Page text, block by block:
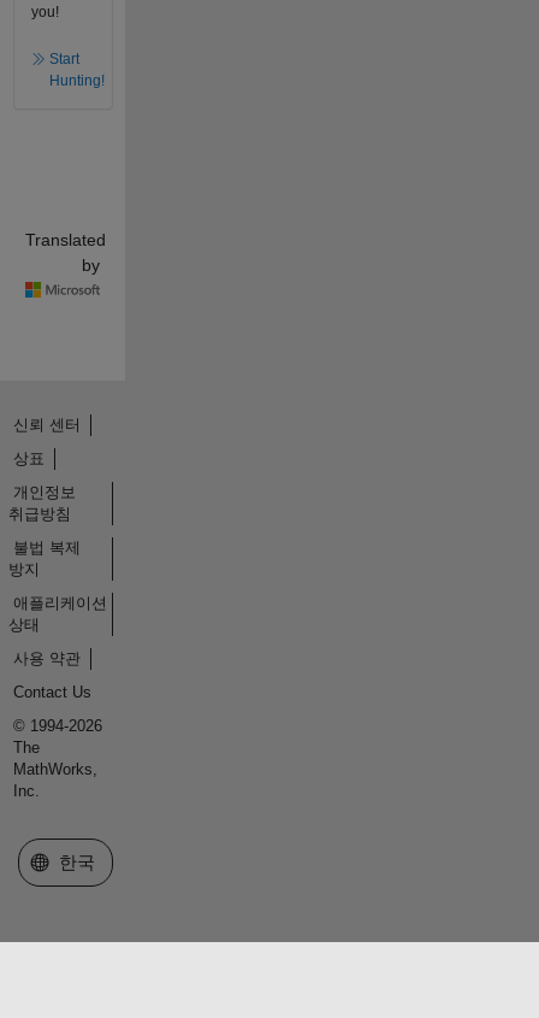
you!
Start
Hunting!
Translated
by
신뢰 센터
상표
개인정보
취급방침
불법 복제
방지
애플리케이션
상태
사용 약관
Contact Us
© 1994-2026
The
MathWorks,
Inc.
웹사이트 선택
한국